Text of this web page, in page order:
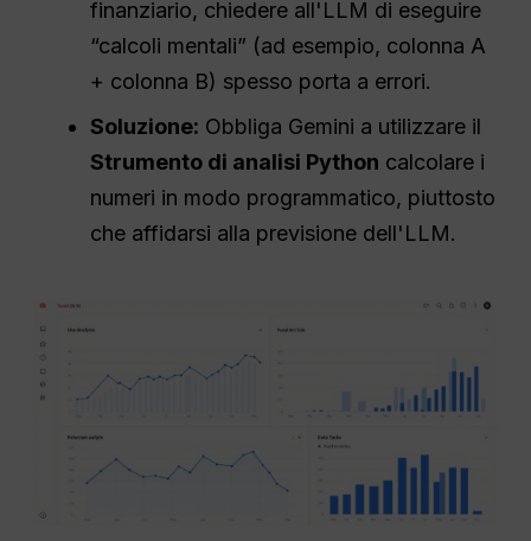
finanziario, chiedere all'LLM di eseguire
“calcoli mentali” (ad esempio, colonna A
+ colonna B) spesso porta a errori.
Soluzione: Obbliga Gemini a utilizzare il
Strumento di analisi Python calcolare i
numeri in modo programmatico, piuttosto
che affidarsi alla previsione dell'LLM.